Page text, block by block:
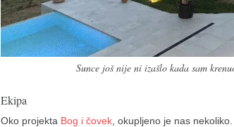
Sunce još nije ni izašlo kada sam
Ekipa
Oko projekta Bog i čovek , okupljeno je nas